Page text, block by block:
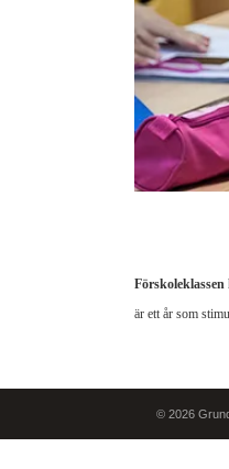
Förskoleklassen
är ett år som
© 2026